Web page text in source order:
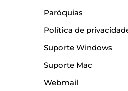
Paróquias
Política de
Suporte Windows
Suporte Mac
Webmail